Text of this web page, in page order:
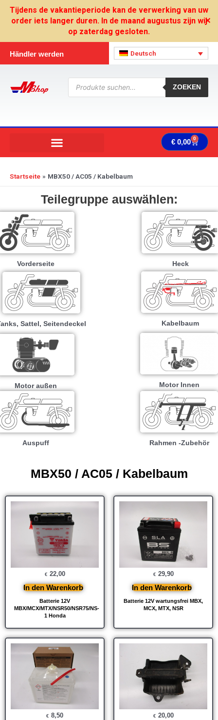
Tijdens de vakantieperiode kan de verwerking van uw
order iets langer duren. In de maand augustus zijn wij
op zaterdag gesloten.
✕
Inhalt
Händler werden Deutsch
Products
search
ZOEKEN
€ 0,00 0
Startseite MBX50 / AC05 / Kabelbaum
Teilegruppe auswählen:
Vorderseite Heck
Sattel, Seitendeckel Kabelbaum
Motor außen Motor Innen
Auspuff Rahmen -Zubehör
MBX50 / AC05 / Kabelbaum
Batterie 12V
MBX/MCX/MTX/NSR50/NSR75/NS-
1 Honda
€ 22,00
In den Warenkorb
Batterie 12V wartungsfrei MBX,
MCX, MTX, NSR
€ 29,90
In den Warenkorb
€ 8,50 € 20,00